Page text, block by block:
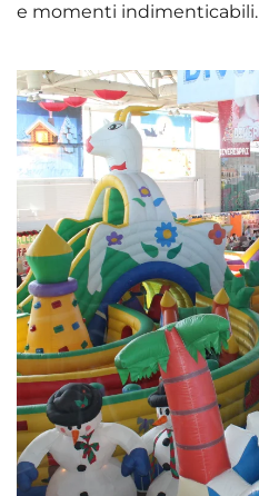
e momenti indimenticabili.